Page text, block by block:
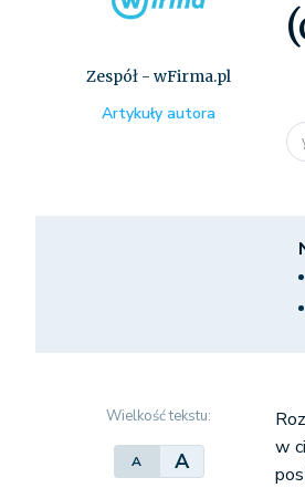
Zespół - wFirma.pl
Artykuły autora
Wielkość tekstu:
A A
w